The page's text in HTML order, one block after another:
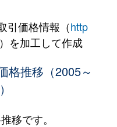
徒歩45分
徒歩6分
引価格情報（http
を加工して作成
格推移（2005～
移です。